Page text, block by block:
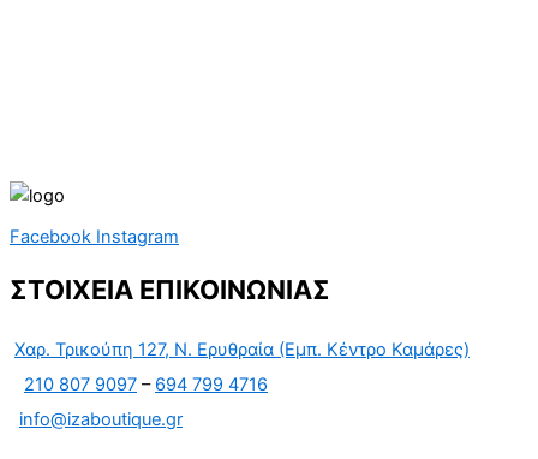
Facebook Instagram
ΣΤΟΙΧΕΙΑ ΕΠΙΚΟΙΝΩΝΙΑΣ
Χαρ. Τρικούπη 127, Ν. Ερυθραία (Εμπ. Κέντρο Καμάρες)
210 807 9097 – 694 799 4716
info@izaboutique.gr